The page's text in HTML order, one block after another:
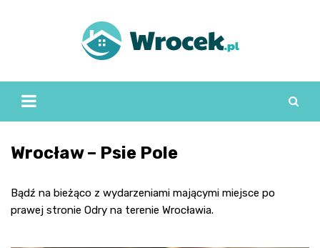
Wrocław – Psie Pole
Bądź na bieżąco z wydarzeniami mającymi miejsce po
prawej stronie Odry na terenie Wrocławia.